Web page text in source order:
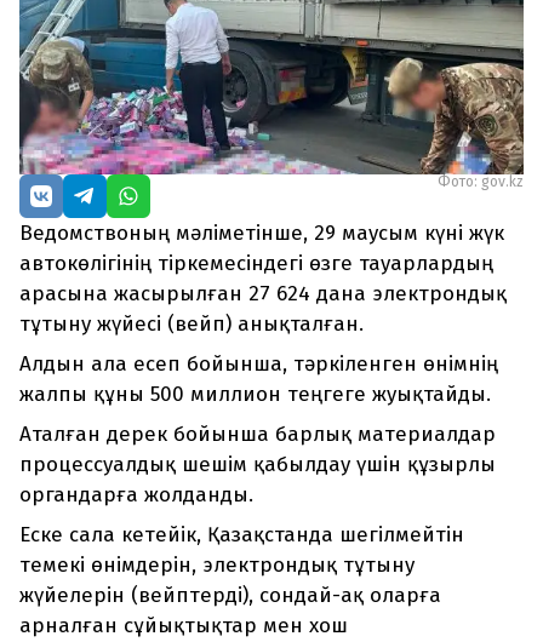
Фото: gov.kz
Ведомствоның мәліметінше, 29 маусым күні жүк
автокөлігінің тіркемесіндегі өзге тауарлардың
арасына жасырылған 27 624 дана электрондық
тұтыну жүйесі (вейп) анықталған.
Алдын ала есеп бойынша, тәркіленген өнімнің
жалпы құны 500 миллион теңгеге жуықтайды.
Аталған дерек бойынша барлық материалдар
процессуалдық шешім қабылдау үшін құзырлы
органдарға жолданды.
Еске сала кетейік, Қазақстанда шегілмейтін
темекі өнімдерін, электрондық тұтыну
жүйелерін (вейптерді), сондай-ақ оларға
арналған сұйықтықтар мен хош